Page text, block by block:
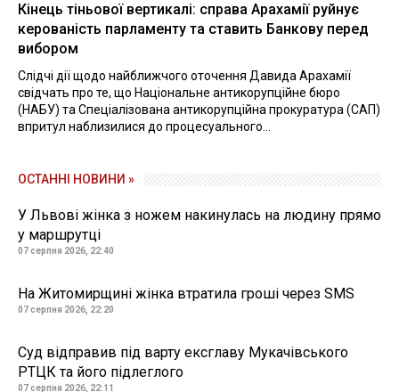
Кінець тіньової вертикалі: справа Арахамії руйнує
керованість парламенту та ставить Банкову перед
вибором
Слідчі дії щодо найближчого оточення Давида Арахамії
свідчать про те, що Національне антикорупційне бюро
(НАБУ) та Спеціалізована антикорупційна прокуратура (САП)
впритул наблизилися до процесуального...
ОСТАННІ НОВИНИ »
У Львові жінка з ножем накинулась на людину прямо
у маршрутці
07 серпня 2026, 22:40
На Житомирщині жінка втратила гроші через SMS
07 серпня 2026, 22:20
Суд відправив під варту ексглаву Мукачівського
РТЦК та його підлеглого
07 серпня 2026, 22:11